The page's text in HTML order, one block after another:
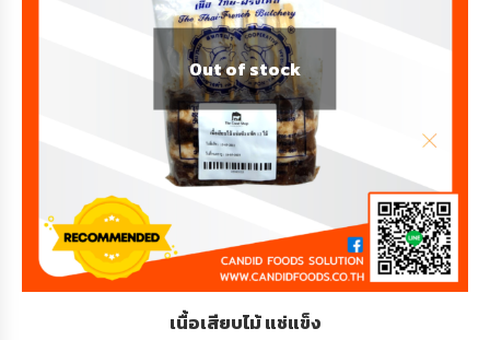
Out of stock
เนื้อเสียบไม้ แช่แข็ง